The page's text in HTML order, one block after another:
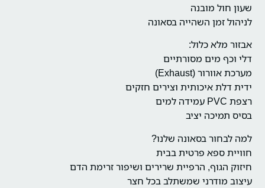
שעון חול מובנה
לניהול זמן השהייה בסאונה
אבזור מלא כלול:
דלי וכף מים מסורתיים
מערכת אוורור (Exhaust)
ידית דלת איכותית וצירים חזקים
רצפת PVC עמידה למים
בסיס תמיכה יציב
למה לבחור בסאונה שלנו?
חוויית ספא פרטית בבית
חיזוק הגוף, הרפיית שרירים ושיפור זרימת הדם
עיצוב מודרני שמשתלב בכל חצר